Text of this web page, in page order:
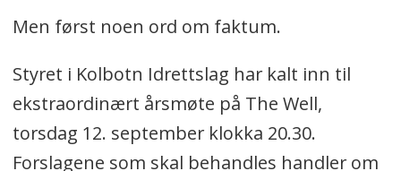
Men først noen ord om faktum.
Styret i Kolbotn Idrettslag har kalt inn til
ekstraordinært årsmøte på The Well,
torsdag 12. september klokka 20.30.
Forslagene som skal behandles handler om